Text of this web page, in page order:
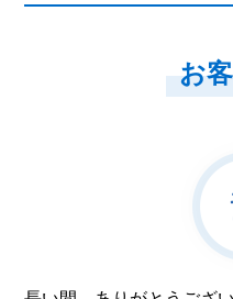
お